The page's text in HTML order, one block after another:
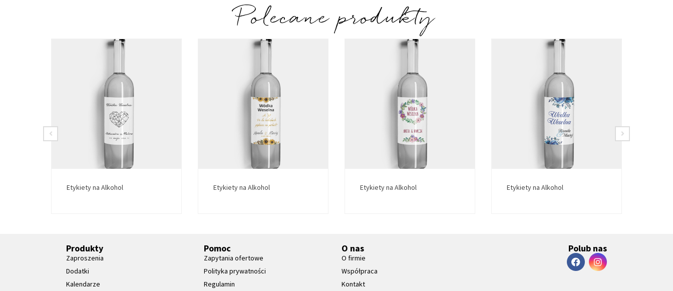
Polecane produkty
Etykiety na Alkohol Etykiety na Alkohol Etykiety na Alkohol Etykiety na Alkohol
Produkty
Zaproszenia
Dodatki
Kalendarze
Pomoc
Zapytania ofertowe
Polityka prywatności
Regulamin
O nas
O firmie
Współpraca
Kontakt
Polub nas